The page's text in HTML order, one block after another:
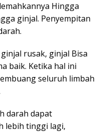
Hingga
ginjal. Penyempitan
rusak, ginjal Bisa
baik. Ketika hal ini
seluruh limbah
darah dapat
lebih tinggi lagi,